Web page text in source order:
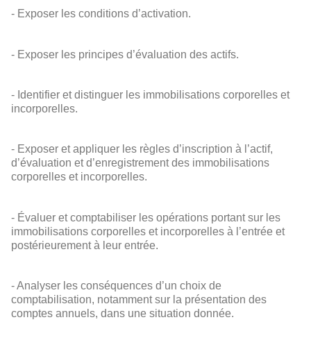
- Exposer les conditions d’activation.
- Exposer les principes d’évaluation des actifs.
- Identifier et distinguer les immobilisations corporelles et
incorporelles.
- Exposer et appliquer les règles d’inscription à l’actif,
d’évaluation et d’enregistrement des immobilisations
corporelles et incorporelles.
- Évaluer et comptabiliser les opérations portant sur les
immobilisations corporelles et incorporelles à l’entrée et
postérieurement à leur entrée.
- Analyser les conséquences d’un choix de
comptabilisation, notamment sur la présentation des
comptes annuels, dans une situation donnée.